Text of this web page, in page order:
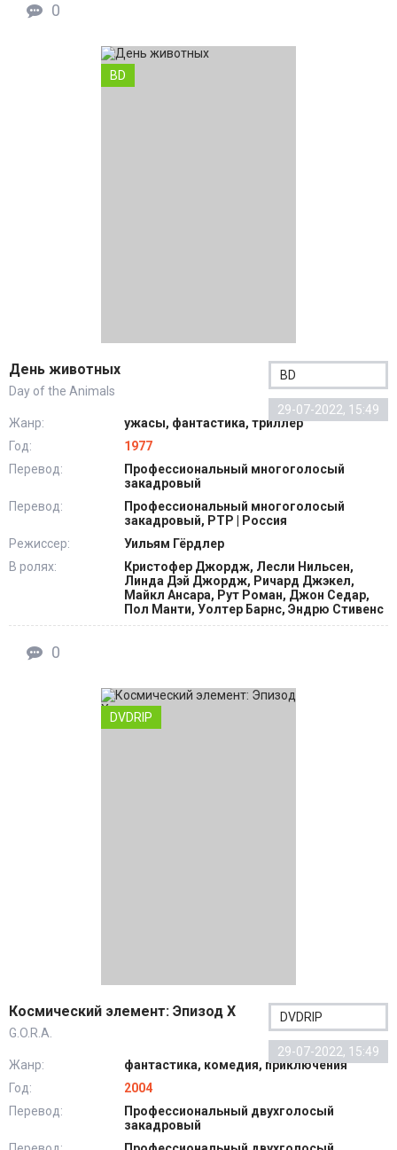
0
BD
День животных
Day of the Animals
BD
29-07-2022, 15:49
Жанр:
ужасы, фантастика, триллер
Год:
1977
Перевод:
Профессиональный многоголосый
закадровый
Перевод:
Профессиональный многоголосый
закадровый, РТР | Россия
Режиссер:
Уильям Гёрдлер
В ролях:
Кристофер Джордж, Лесли Нильсен,
Линда Дэй Джордж, Ричард Джэкел,
Майкл Ансара, Рут Роман, Джон Седар,
Пол Манти, Уолтер Барнс, Эндрю Стивенс
0
DVDRIP
Космический элемент: Эпизод X
G.O.R.A.
DVDRIP
29-07-2022, 15:49
Жанр:
фантастика, комедия, приключения
Год:
2004
Перевод:
Профессиональный двухголосый
закадровый